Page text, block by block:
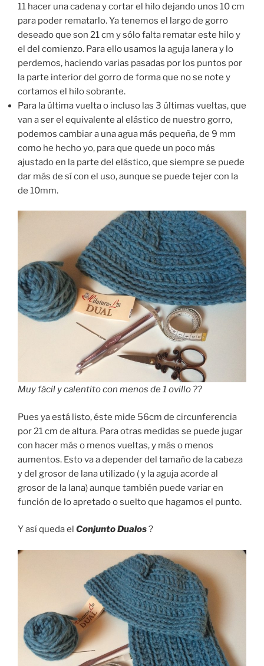
11 hacer una cadena y cortar el hilo dejando unos 10 cm
para poder rematarlo. Ya tenemos el largo de gorro
deseado que son 21 cm y sólo falta rematar este hilo y
el del comienzo. Para ello usamos la aguja lanera y lo
perdemos, haciendo varias pasadas por los puntos por
la parte interior del gorro de forma que no se note y
cortamos el hilo sobrante.
Para la última vuelta o incluso las 3 últimas vueltas, que
van a ser el equivalente al elástico de nuestro gorro,
podemos cambiar a una agua más pequeña, de 9 mm
como he hecho yo, para que quede un poco más
ajustado en la parte del elástico, que siempre se puede
dar más de sí con el uso, aunque se puede tejer con la
de 10mm.
Muy fácil y calentito con menos de 1 ovillo ??
Pues ya está listo, éste mide 56cm de circunferencia
por 21 cm de altura. Para otras medidas se puede jugar
con hacer más o menos vueltas, y más o menos
aumentos. Esto va a depender del tamaño de la cabeza
y del grosor de lana utilizado ( y la aguja acorde al
grosor de la lana) aunque también puede variar en
función de lo apretado o suelto que hagamos el punto.
Y así queda el Conjunto Dualos?